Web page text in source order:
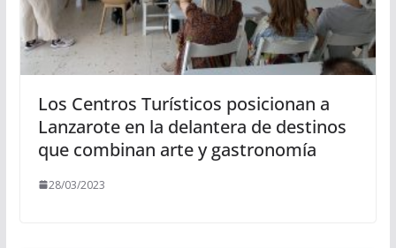
Los Centros Turísticos posicionan a
Lanzarote en la delantera de destinos
que combinan arte y gastronomía
28/03/2023